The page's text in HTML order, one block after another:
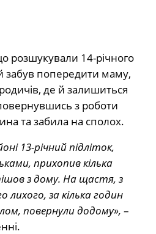
розшукували 14-річного
попередити маму,
де й залишиться
з роботи
та забила на сполох.
13-річний підліток,
прихопив кілька
з дому. На щастя, з
лихого, за кілька годин
повернули додому», –